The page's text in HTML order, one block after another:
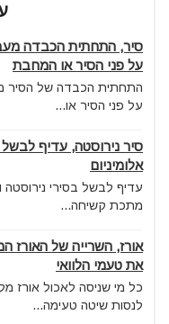
סיר, התחתית הכבדה
על פני הסיר או המחבת
התחתית הכבדה של הסיר
על פני הסיר או...
סיר נירוסטה, עדיף לבשל
אלומיניום
עדיף לבשל בסירי נירוסטה
מתכת קשיחה...
אורז, השרייה של האורז
את טעמי הלוואי
כל מי שניסה לאכול אורז
לנסות שיטה טעימה...